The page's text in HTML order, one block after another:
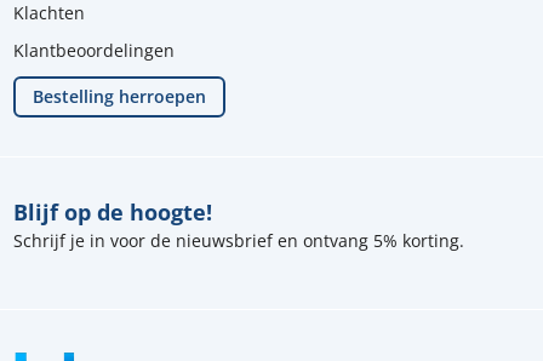
Blijf op de hoogte!
Schrijf je in voor de nieuwsbrief en ontvang 5% korting.
Klachten
Klantbeoordelingen
Bestelling herroepen